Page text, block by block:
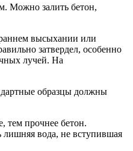
Можно залить бетон,
высыхании или
затвердел, особенно
лучей. На
образцы должны
тем прочнее бетон.
лишняя вода, не вступившая